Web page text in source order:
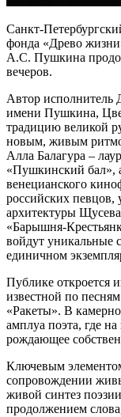
Санкт-
фонда «Древо
А.С. Пушкина
вечеров.
Автор исполнитель
имени Пушкина,
традицию великой
новым, живым
Алла Балагура –
«Пушкинский бал»,
венецианского
российских певцов,
архитектуры
«Барышня-
войдут уникальные
единичном
Публике откроется
известной по
«Ракеты». В
амплуа поэта, где
рождающее
Ключевым
сопровождении
живой синтез
продолжением